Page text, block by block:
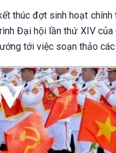
thúc đợt sinh hoạt
Đại hội lần thứ XIV
tới việc soạn thảo